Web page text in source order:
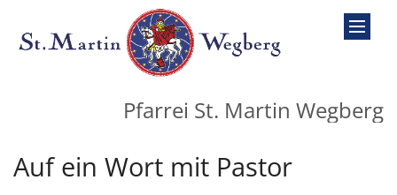
Zum Inhalt springen
Pfarrei St. Martin Wegberg
Auf ein Wort mit Pastor